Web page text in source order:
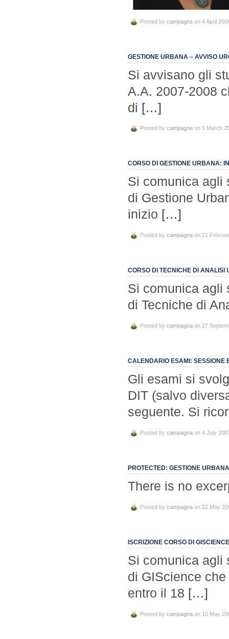
Posted by campagna on 4 April
GESTIONE URBANA – AVVISO
Si avvisano gli
A.A. 2007-2008
di […]
Posted by campagna on 5 March
CORSO DI GESTIONE URBANA:
Si comunica agli
di Gestione
inizio […]
Posted by campagna on 21
CORSO DI TECNICHE DI ANALISI
Si comunica agli
di Tecniche di
Posted by campagna on 27
CALENDARIO ESAMI: SESSIONE
Gli esami si
DIT (salvo
seguente. Si
Posted by campagna on 4 July
PROTECTED: GESTIONE
There is no
Posted by campagna on 22 May
ISCRIZIONE CORSO DI
Si comunica agli
di GIScience
entro il 18 […]
Posted by campagna on 10 May